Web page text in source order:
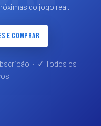
do jogo real.
E COMPRAR
· ✓ Todos os